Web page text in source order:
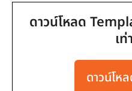
ดาวน์โหลด
เ
ดาวน์โห